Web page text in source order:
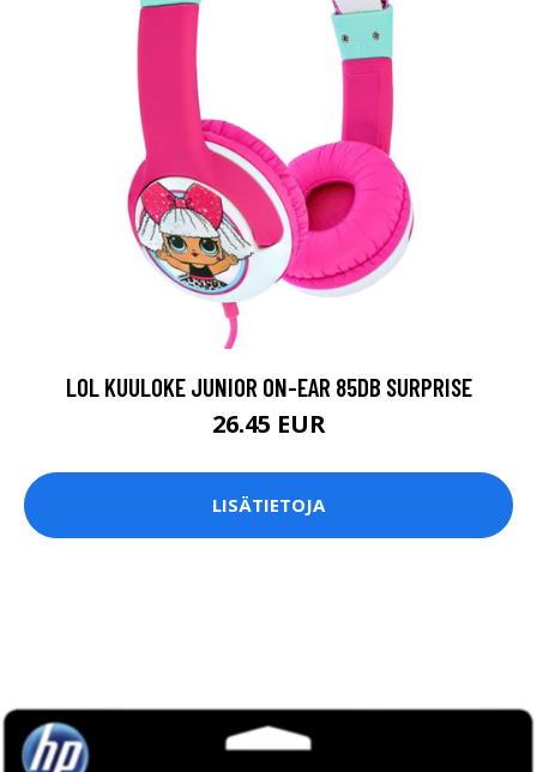
LOL KUULOKE JUNIOR ON-EAR 85DB SURPRISE
26.45 EUR
LISÄTIETOJA